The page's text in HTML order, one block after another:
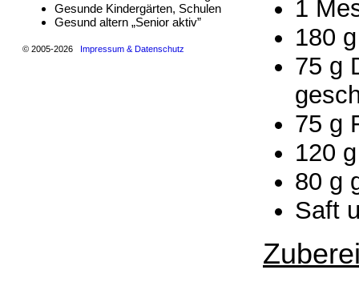
Gesunde Kindergärten, Schulen
Gesund altern „Senior aktiv”
© 2005-2026 Impressum & Datenschutz
1
180
75 g
75 g
120
80 g
Saft